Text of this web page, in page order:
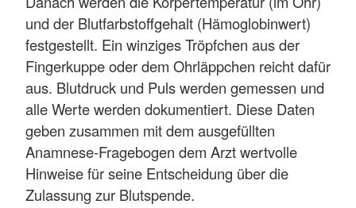
und der Blutfarbstoffgehalt (Hämoglobinwert)
festgestellt. Ein winziges Tröpfchen aus der
Fingerkuppe oder dem Ohrläppchen reicht dafür
aus. Blutdruck und Puls werden gemessen und
alle Werte werden dokumentiert. Diese Daten
geben zusammen mit dem ausgefüllten
Anamnese-Fragebogen dem Arzt wertvolle
Hinweise für seine Entscheidung über die
Zulassung zur Blutspende.